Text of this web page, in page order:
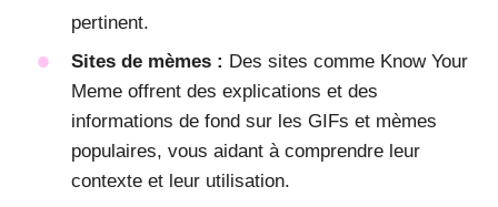
pertinent.
Sites de mèmes : Des sites comme Know Your
Meme offrent des explications et des
informations de fond sur les GIFs et mèmes
populaires, vous aidant à comprendre leur
contexte et leur utilisation.